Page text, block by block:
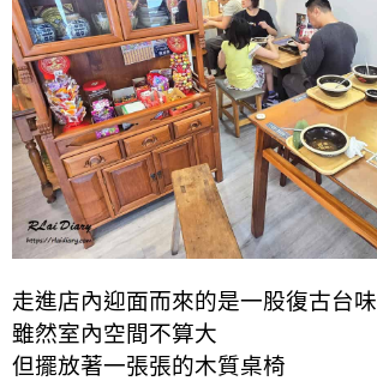
走進店內迎面而來的是一股復古台味
雖然室內空間不算大
但擺放著一張張的木質桌椅